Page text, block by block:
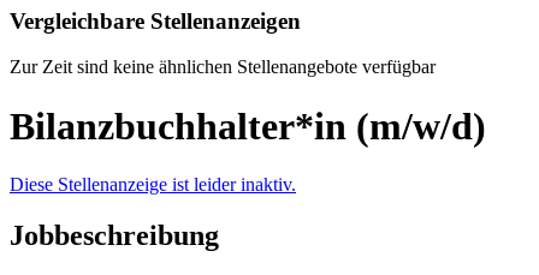
Vergleichbare Stellenanzeigen
Zur Zeit sind keine ähnlichen Stellenangebote verfügbar
Bilanzbuchhalter*in (m/w/d)
Diese Stellenanzeige ist leider inaktiv.
Jobbeschreibung